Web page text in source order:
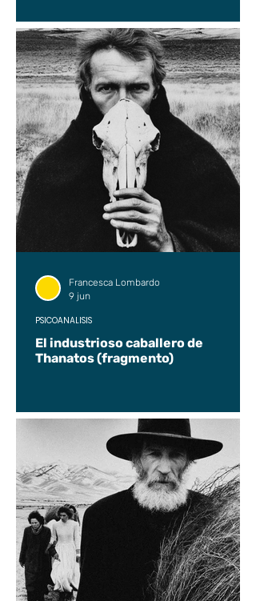
El industrioso caballero de
Thanatos (fragmento)
PSICOANÁLISIS
Francesca Lombardo
9 jun